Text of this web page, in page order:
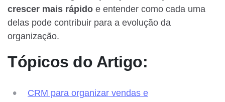
crescer mais rápido e entender como cada uma
delas pode contribuir para a evolução da
organização.
Tópicos do Artigo:
CRM para organizar vendas e